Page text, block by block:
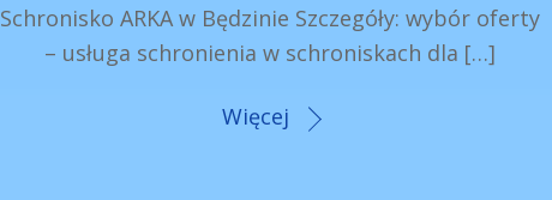
Schronisko ARKA w Będzinie Szczegóły: wybór oferty
– usługa schronienia w schroniskach dla […]
Więcej